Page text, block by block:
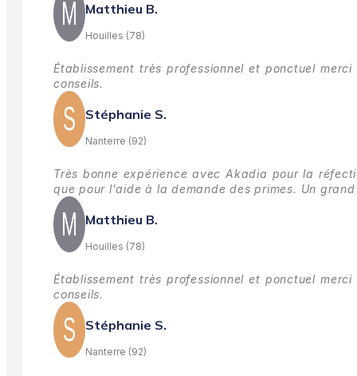
Matthieu B.
Houilles (78)
Établissement très professionnel et ponctuel
conseils.
Stéphanie S.
Nanterre (92)
Très bonne expérience avec Akadia pour la
que pour l'aide à la demande des primes. Un
Matthieu B.
Houilles (78)
Établissement très professionnel et ponctuel
conseils.
Stéphanie S.
Nanterre (92)